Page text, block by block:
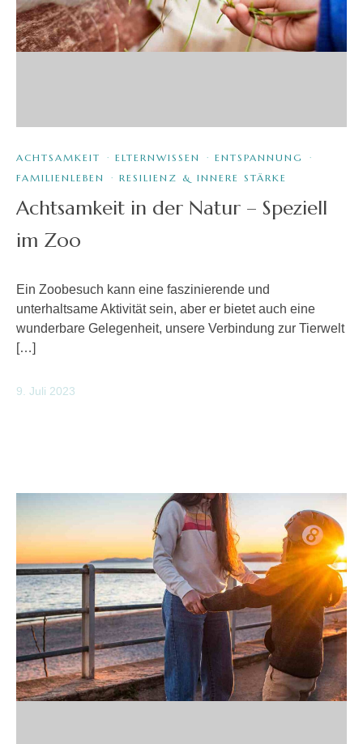
ACHTSAMKEIT · ELTERNWISSEN · ENTSPANNUNG
·
FAMILIENLEBEN
· RESILIENZ & INNERE STÄRKE
Achtsamkeit in der Natur – Speziell
im Zoo
Ein Zoobesuch kann eine faszinierende und
unterhaltsame Aktivität sein, aber er bietet auch eine
wunderbare Gelegenheit, unsere Verbindung zur Tierwelt
[…]
9. Juli 2023